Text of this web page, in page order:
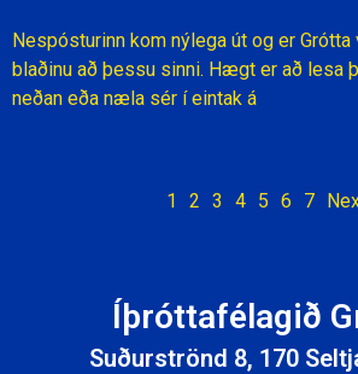
Nespósturinn kom nýlega út og er
blaðinu að þessu sinni. Hægt er að lesa
neðan eða næla sér í eintak á
1 2 3 4 5 6 7
Íþróttafélagið
Suðurströnd 8, 170